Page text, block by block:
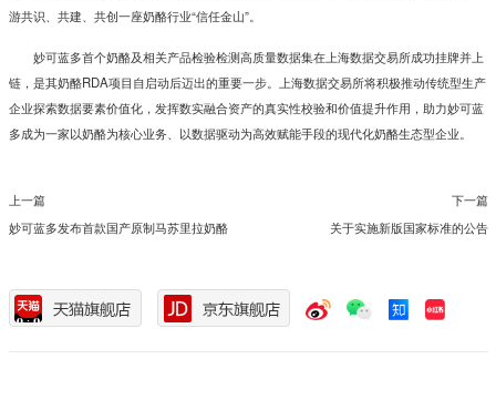
游共识、共建、共创一座奶酪行业“信任金山”。
妙可蓝多首个奶酪及相关产品检验检测高质量数据集在上海数据交易所成功挂牌并上
链，是其奶酪RDA项目自启动后迈出的重要一步。上海数据交易所将积极推动传统型生产
企业探索数据要素价值化，发挥数实融合资产的真实性校验和价值提升作用，助力妙可蓝
多成为一家以奶酪为核心业务、以数据驱动为高效赋能手段的现代化奶酪生态型企业。
上一篇
妙可蓝多发布首款国产原制马苏里拉奶酪
下一篇
关于实施新版国家标准的公告